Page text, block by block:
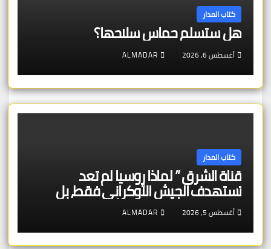
كتاب المدار
هل ستسلم حماس سلاحها؟
أغسطس 6, 2026 ALMADAR
كتاب المدار
قناة الشرق ” لماذا روسيا لم تعد
تستهدف الجيش الأوكراني فقط، بل
تستهدف قدرة الدولة الأوكرانية على
البقاء اقتصادياً
أغسطس 5, 2026 ALMADAR